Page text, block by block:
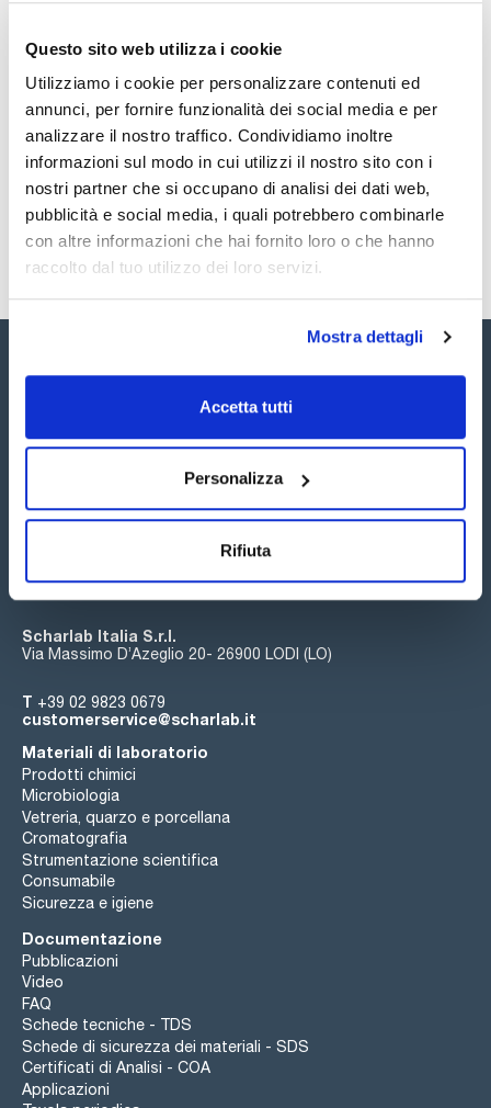
Questo sito web utilizza i cookie
Utilizziamo i cookie per personalizzare contenuti ed
annunci, per fornire funzionalità dei social media e per
analizzare il nostro traffico. Condividiamo inoltre
informazioni sul modo in cui utilizzi il nostro sito con i
nostri partner che si occupano di analisi dei dati web,
pubblicità e social media, i quali potrebbero combinarle
con altre informazioni che hai fornito loro o che hanno
raccolto dal tuo utilizzo dei loro servizi.
Mostra dettagli
Accetta tutti
Personalizza
Rifiuta
Documentazione tecnica
TDS / Scheda tecnica
Registrati per i download
Registrati per i download
Sicurezza
Registrati per i download
Iscriviti alla Newsletter
Scharlab Italia S.r.l.
Via Massimo D’Azeglio 20- 26900 LODI (LO)
T +39 02 9823 0679
customerservice@scharlab.it
Materiali di laboratorio
Prodotti chimici
Microbiologia
Vetreria, quarzo e porcellana
Cromatografia
Strumentazione scientifica
Consumabile
Sicurezza e igiene
Documentazione
Pubblicazioni
Video
FAQ
Schede tecniche - TDS
Schede di sicurezza dei materiali - SDS
Certificati di Analisi - COA
Applicazioni